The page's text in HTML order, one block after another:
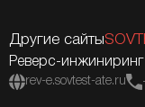
Другие сайты
Реверс-
rev-e.sovtest-ate.ru